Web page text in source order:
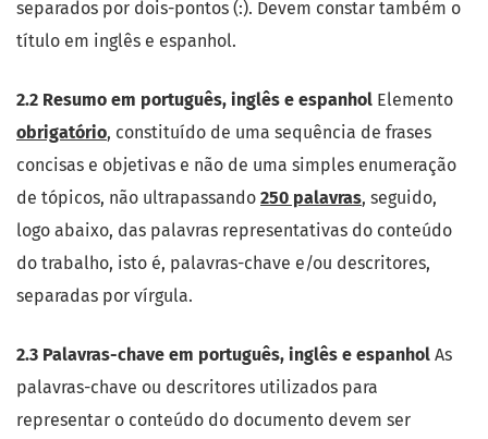
separados por dois-pontos (:). Devem constar também o
título em inglês e espanhol.
2.2 Resumo em português, inglês e espanhol Elemento
obrigatório, constituído de uma sequência de frases
concisas e objetivas e não de uma simples enumeração
de tópicos, não ultrapassando 250 palavras, seguido,
logo abaixo, das palavras representativas do conteúdo
do trabalho, isto é, palavras-chave e/ou descritores,
separadas por vírgula.
2.3 Palavras-chave em português, inglês e espanhol As
palavras-chave ou descritores utilizados para
representar o conteúdo do documento devem ser